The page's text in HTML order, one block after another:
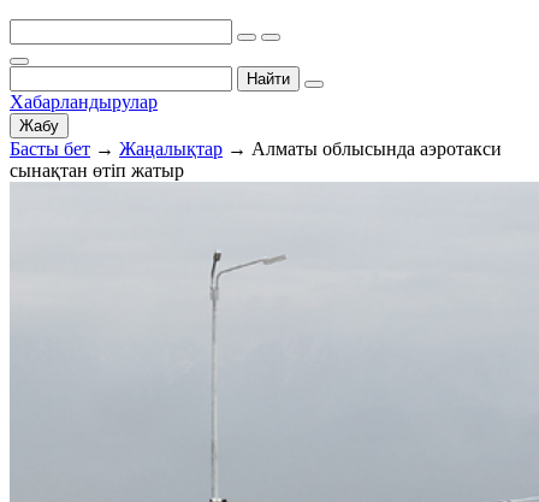
Найти
Хабарландырулар
Жабу
Басты бет → Жаңалықтар → Алматы облысында аэротакси
сынақтан өтіп жатыр